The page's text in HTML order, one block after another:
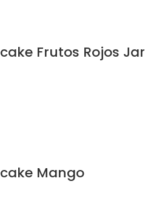
Frutos Rojos Jar
Mango